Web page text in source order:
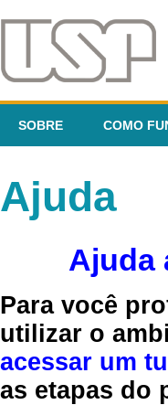
SOBRE COMO
Ajuda
Ajuda
Para você
utilizar o
acessar um
as etapas do